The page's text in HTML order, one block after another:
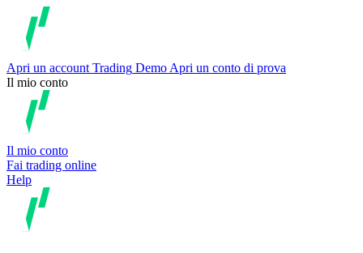
Apri un account Trading Demo Apri un conto di prova
Il mio conto
Il mio conto
Fai trading online
Help